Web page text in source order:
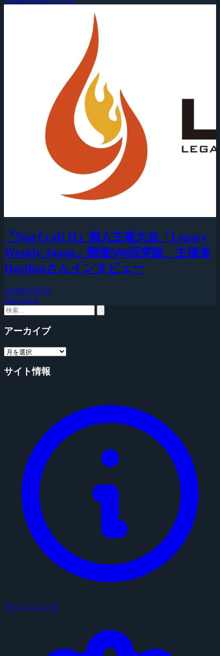
『StarCraft II』個人主催大会「Legacy
Weekly Japan」開催500回突破、主催者
Horikenさんインタビュー
2026年8月5日
StarCraft II
アーカイブ
サイト情報
サイトについて